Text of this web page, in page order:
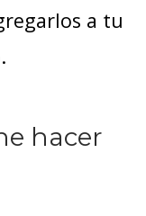
a tu
hacer